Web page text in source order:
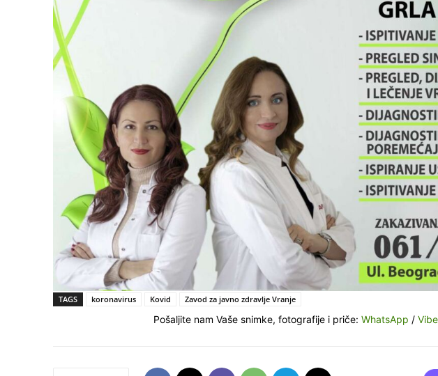
TAGS koronavirus Kovid Zavod za javno zdravlje Vranje
Pošaljite nam Vaše snimke, fotografije i priče: WhatsApp /